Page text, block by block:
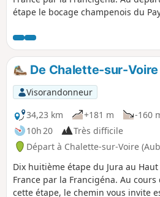
étape le bocage champenois du
au vignoble. Puis vous laissez la
humide avec ses lacs, ses étangs
architecture traditionnelle à pans
pour découvrir un nouveau visage
Champagne en arrivant à Vitry-le-
De Chalette-sur-
Visorandonneur
34,23 km
+181 m
-160
10h 20
Très difficile
Départ à Chalette-sur-Voire
Dix huitième étape du Jura au
France par la Francigéna. Au cours
cette étape, le chemin vous invite